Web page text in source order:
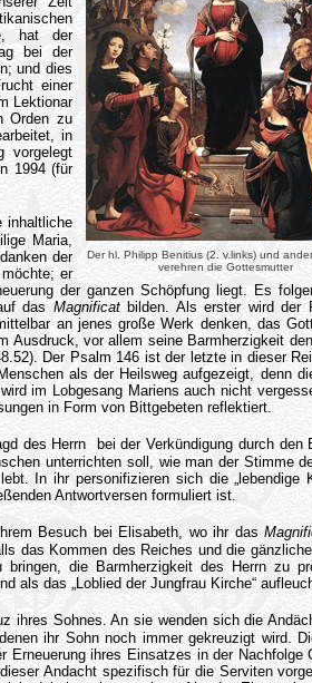
Der hl. Philipp Benitius (2. v.links) und
verehren die Gottesmutter
hat der
bei der
und dies
einer
Lektionar
Orden zu
in
vorgelegt
1994 (für
inhaltliche
Maria,
der
er
der ganzen Schöpfung liegt. Es
das Magnificatbilden. Als erster wird der
an jenes große Werk denken, das
Ausdruck, vor allem seine Barmherzigkeit
Der Psalm 146 ist der letzte in dieser
als der Heilsweg aufgezeigt, denn
im Lobgesang Mariens auch nicht
in Form von Bittgebeten reflektiert.
des Herrn bei der Verkündigung durch den
unterrichten soll, wie man der Stimme
In ihr personifizieren sich die „lebendige
Antwortversen formuliert ist.
Besuch bei Elisabeth, wo ihr das
das Kommen des Reiches und die
die Barmherzigkeit des Herrn zu
als das „Loblied der Jungfrau Kirche“
ihres Sohnes. An sie wenden sich die
ihr Sohn noch immer gekreuzigt wird.
ihres Einsatzes in der Nachfolge
Andacht spezifisch für die Serviten